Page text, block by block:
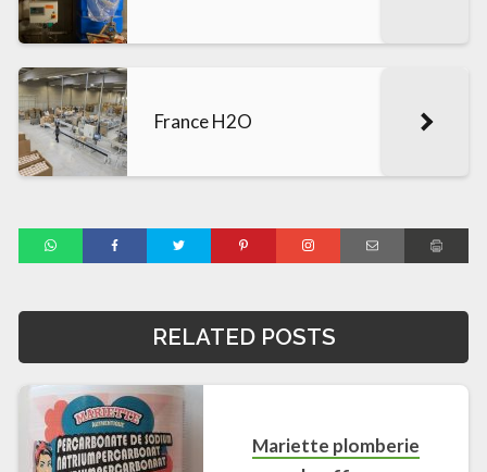
France H2O
RELATED POSTS
Mariette plomberie